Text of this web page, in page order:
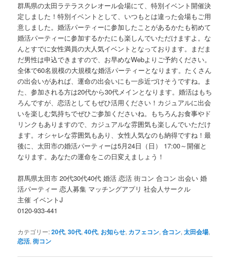
群馬県の太田ラテラスクレオール会場にて、特別イベント開催決
定しました！特別イベントとして、いつもとは違った会場もご用
意しました。婚活パーティーに参加したことがあるかたも初めて
婚活パーティーに参加するかたにも楽しんでいただけますよ。な
んとすでに女性満員の大人気イベントとなっております。まだま
だ男性は申込できますので、お早めなWebよりご予約ください。
全体で60名規模の大規模な婚活パーティーとなります。たくさん
の出会いがあれば、運命の出会いにも一歩近づけそうですね。ま
た、参加される方は20代から30代メインとなります。婚活はもち
ろんですが、恋活としてもぜひ活用ください！カジュアルに出会
いを楽しむ気持ちでぜひご参加くださいね。もちろんお食事やド
リンクもありますので、カジュアルな雰囲気も楽しんでいただけ
ます。オシャレな雰囲気もあり、女性人気なのも納得ですね！最
後に、太田市の婚活パーティーは5月24日（日） 17:00～開催と
なります。あなたの運命をこの日変えましょう！
群馬県太田市 20代30代40代 婚活 恋活 街コン 合コン 出会い 婚
活パーティー 恋人募集 マッチングアプリ 社会人サークル
主催 イベントJ
0120-933-441
カテゴリー:20代,30代,40代, お知らせ, カフェコン,合コン,太田会場,
恋活,街コン